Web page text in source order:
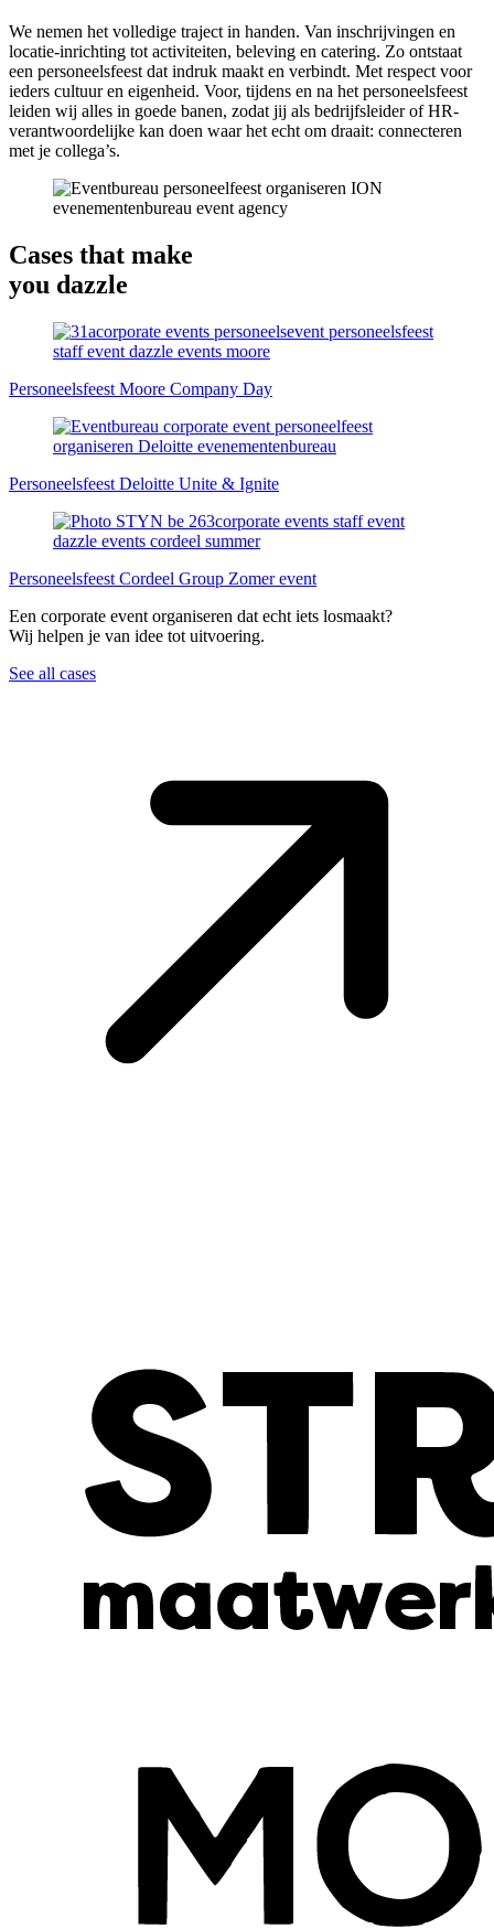
We nemen het volledige traject in handen. Van inschrijvingen en
locatie-inrichting tot activiteiten, beleving en catering. Zo ontstaat
een personeelsfeest dat indruk maakt en verbindt. Met respect voor
ieders cultuur en eigenheid. Voor, tijdens en na het personeelsfeest
leiden wij alles in goede banen, zodat jij als bedrijfsleider of HR-
verantwoordelijke kan doen waar het echt om draait: connecteren
met je collega’s.
Cases that make
you dazzle
Personeelsfeest Moore Company Day
Personeelsfeest Deloitte Unite & Ignite
Personeelsfeest Cordeel Group Zomer event
Een corporate event organiseren dat echt iets losmaakt?
Wij helpen je van idee tot uitvoering.
See all cases